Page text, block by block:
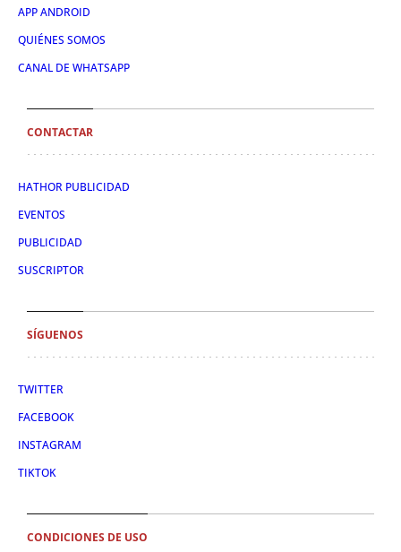
APP ANDROID
QUIÉNES SOMOS
CANAL DE WHATSAPP
CONTACTAR
HATHOR PUBLICIDAD
EVENTOS
PUBLICIDAD
SUSCRIPTOR
SÍGUENOS
TWITTER
FACEBOOK
INSTAGRAM
TIKTOK
CONDICIONES DE USO